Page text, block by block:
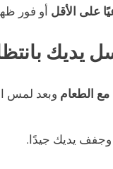
على الأقل أو فور
يديك
مع الطعام وبعد لمس
وجفف يديك جيدًا.